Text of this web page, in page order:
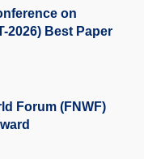
on
2026) Best Paper
Forum (FNWF)